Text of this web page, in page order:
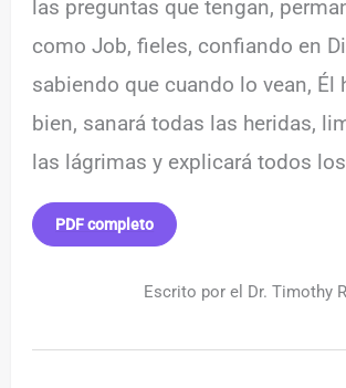
las preguntas que tengan,
como Job, fieles, confiando en
sabiendo que cuando lo vean, Él
bien, sanará todas las heridas,
las lágrimas y explicará todos
PDF completo
Escrito por el Dr. Timothy